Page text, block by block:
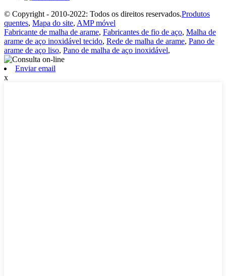
© Copyright - 2010-2022: Todos os direitos reservados.Produtos
quentes, Mapa do site, AMP móvel
Fabricante de malha de arame, Fabricantes de fio de aço, Malha de
arame de aço inoxidável tecido, Rede de malha de arame, Pano de
arame de aço liso, Pano de malha de aço inoxidável,
Enviar email
x